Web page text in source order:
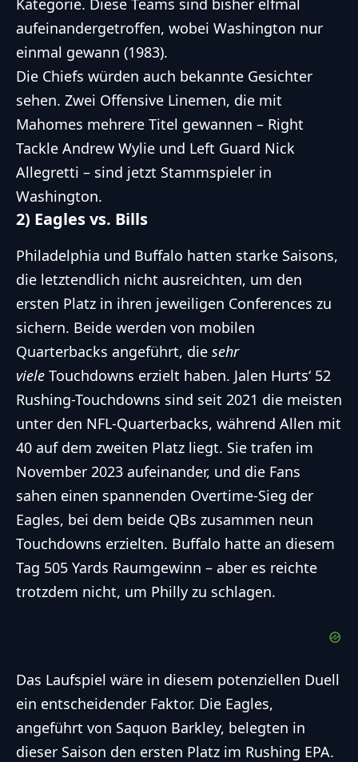
Kategorie. Diese Teams sind bisher elfmal
aufeinandergetroffen, wobei Washington nur
einmal gewann (1983).
Die Chiefs würden auch bekannte Gesichter
sehen. Zwei Offensive Linemen, die mit
Mahomes mehrere Titel gewannen – Right
Tackle Andrew Wylie und Left Guard Nick
Allegretti – sind jetzt Stammspieler in
Washington.
2) Eagles vs. Bills
Philadelphia und Buffalo hatten starke Saisons,
die letztendlich nicht ausreichten, um den
ersten Platz in ihren jeweiligen Conferences zu
sichern. Beide werden von mobilen
Quarterbacks angeführt, die sehr
viele Touchdowns erzielt haben. Jalen Hurts‘ 52
Rushing-Touchdowns sind seit 2021 die meisten
unter den NFL-Quarterbacks, während Allen mit
40 auf dem zweiten Platz liegt. Sie trafen im
November 2023 aufeinander, und die Fans
sahen einen spannenden Overtime-Sieg der
Eagles, bei dem beide QBs zusammen neun
Touchdowns erzielten. Buffalo hatte an diesem
Tag 505 Yards Raumgewinn – aber es reichte
trotzdem nicht, um Philly zu schlagen.
Das Laufspiel wäre in diesem potenziellen Duell
ein entscheidender Faktor. Die Eagles,
angeführt von Saquon Barkley, belegten in
dieser Saison den ersten Platz im Rushing EPA.